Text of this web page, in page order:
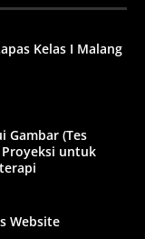
Kelas I Malang
Gambar (Tes
Proyeksi untuk
Website